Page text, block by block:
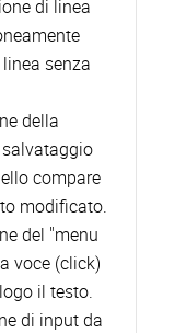
di linea
senza
della
compare
modificato.
del "menu
voce (click)
il testo.
di input da